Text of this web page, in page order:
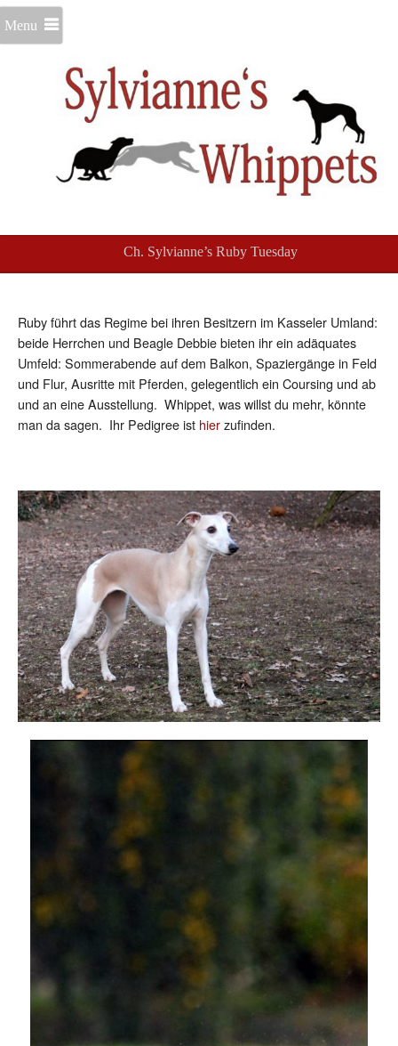
Menu
Ch. Sylvianne’s Ruby Tuesday
Ruby führt das Regime bei ihren Besitzern im Kasseler Umland:
beide Herrchen und Beagle Debbie bieten ihr ein adäquates
Umfeld: Sommerabende auf dem Balkon, Spaziergänge in Feld
und Flur, Ausritte mit Pferden, gelegentlich ein Coursing und ab
und an eine Ausstellung. Whippet, was willst du mehr, könnte
man da sagen. Ihr Pedigree ist hierzufinden.